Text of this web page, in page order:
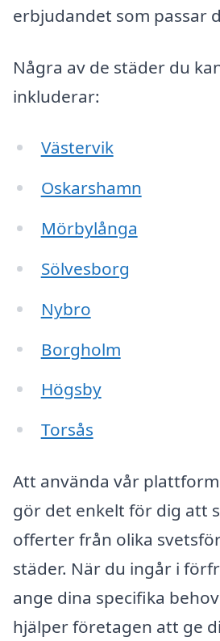
erbjudandet som passar
Några av de städer du
inkluderar:
Västervik
Oskarshamn
Mörbylånga
Sölvesborg
Nybro
Borgholm
Högsby
Torsås
Att använda vår
gör det enkelt för dig att
offerter från olika
städer. När du ingår i
ange dina specifika
hjälper företagen att ge